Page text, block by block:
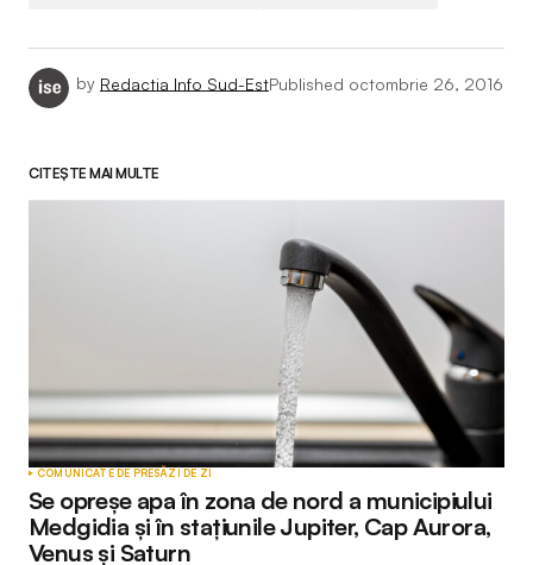
by Redactia Info Sud-EstPublished octombrie 26, 2016
CITEȘTE MAI MULTE
COMUNICATE DE PRESĂZI DE ZI
Se opreșe apa în zona de nord a municipiului
Medgidia și în stațiunile Jupiter, Cap Aurora,
Venus și Saturn